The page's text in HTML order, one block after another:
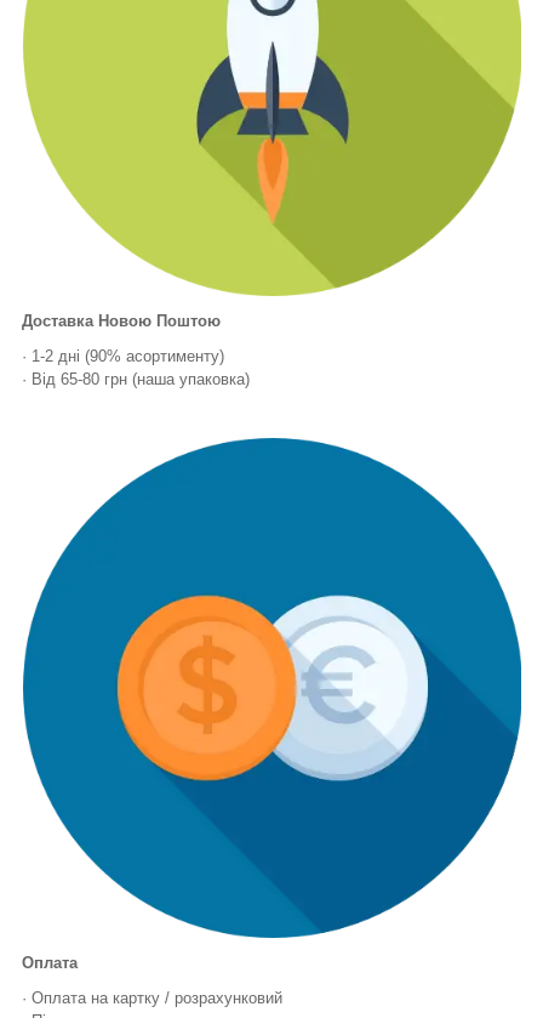
Доставка Новою Поштою
· 1-2 дні (90% асортименту)
· Від 65-80 грн (наша упаковка)
Оплата
· Оплата на картку / розрахунковий